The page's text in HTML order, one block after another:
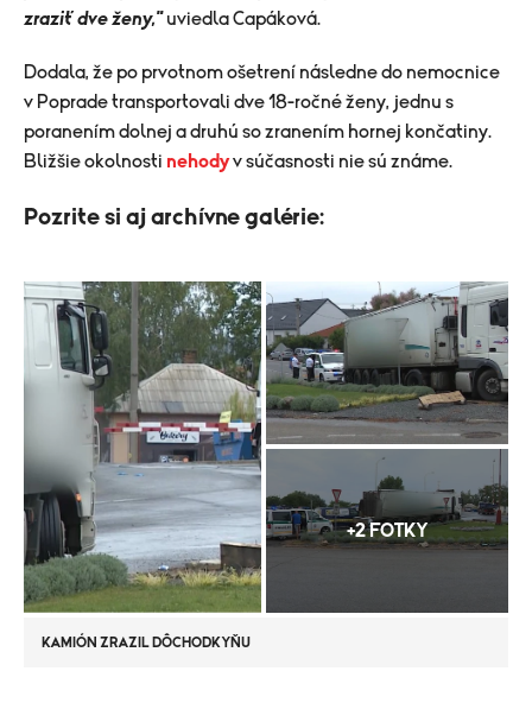
zraziť dve ženy," uviedla Capáková.
Dodala, že po prvotnom ošetrení následne do nemocnice
v Poprade transportovali dve 18-ročné ženy, jednu s
poranením dolnej a druhú so zranením hornej končatiny.
Bližšie okolnosti nehodyv súčasnosti nie sú známe.
Pozrite si aj archívne galérie:
+2 FOTKY
KAMIÓN ZRAZIL DÔCHODKYŇU